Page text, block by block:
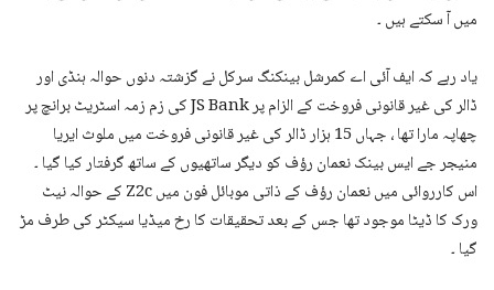
میں آ سکتے ہیں ۔
یاد رہے کہ ایف آئی اے کمرشل بینکنگ سرکل نے گزشتہ دنوں حوالہ ہنڈی اور
ڈالر کی غیر قانونی فروخت کے الزام پر JS Bank کی زم زمہ اسٹریٹ برانچ پر
چھاپہ مارا تھا ، جہاں 15 ہزار ڈالر کی غیر قانونی فروخت میں ملوث ایریا
منیجر جے ایس بینک نعمان رؤف کو دیگر ساتھیوں کے ساتھ گرفتار کیا گیا ۔
اس کارروائی میں نعمان رؤف کے ذاتی موبائل فون میں Z2c کے حوالہ نیٹ
ورک کا ڈیٹا موجود تھا جس کے بعد تحقیقات کا رخ میڈیا سیکٹر کی طرف مڑ
گیا ۔